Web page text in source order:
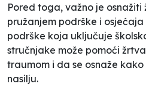
Pored toga, važno je
pružanjem podrške i osjećaja
podrške koja uključuje
stručnjake može pomoći
traumom i da se osnaže
nasilju.